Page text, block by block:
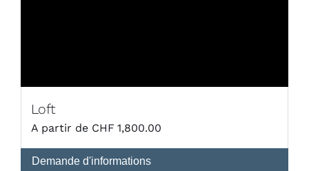
Loft
CHF 1,800.00
Demande d'informations